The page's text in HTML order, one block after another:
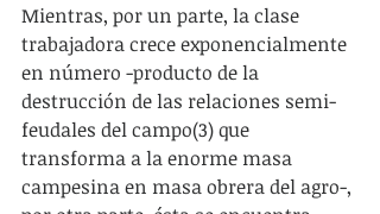
Mientras, por un parte, la clase
trabajadora crece exponencialmente
en número -producto de la
destrucción de las relaciones semi-
feudales del campo(3) que
transforma a la enorme masa
campesina en masa obrera del agro-,